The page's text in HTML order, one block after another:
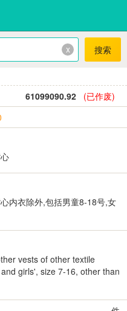
x 搜索
61099090.92
(已作废)
内衣除外,包括男童8-18号,女
vests of other textile
girls', size 7-16, other than